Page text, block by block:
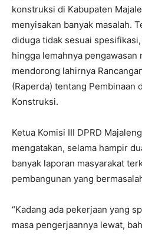
konstruksi di Kabupaten
menyisakan banyak masalah.
diduga tidak sesuai
hingga lemahnya pengawasan
mendorong lahirnya
(Raperda) tentang Pembinaan
Konstruksi.
Ketua Komisi III DPRD
mengatakan, selama hampir
banyak laporan masyarakat
pembangunan yang
“Kadang ada pekerjaan yang
masa pengerjaannya lewat,